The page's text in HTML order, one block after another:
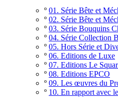
º 01. Série Bête et
º 02. Série Bête et
º 03. Série Bouquins
º 04. Série Collection
º 05. Hors Série et
º 06. Editions de Luxe
º 07. Editions Le
º 08. Editions EPCO
º 09. Les œuvres du
º 10. En rapport avec